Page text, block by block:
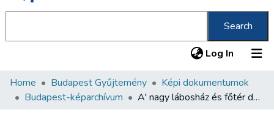
Search
Log In (current)
Communities & Collections
Home Budapest Gyűjtemény
Képi dokumentumok
Budapest-képarchívum
A' nagy lábosház és főtér déli oldala